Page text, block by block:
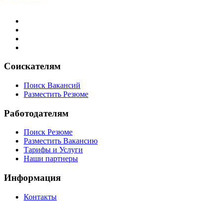
Соискателям
Поиск Вакансий
Разместить Резюме
Работодателям
Поиск Резюме
Разместить Вакансию
Тарифы и Услуги
Наши партнеры
Информация
Контакты